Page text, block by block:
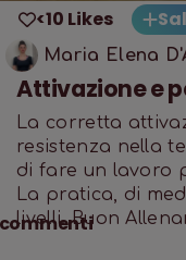
<10 Likes
Maria Elena
Attivazione e
La corretta
resistenza nella
di fare un lavoro
La pratica, di
livelli. Buon